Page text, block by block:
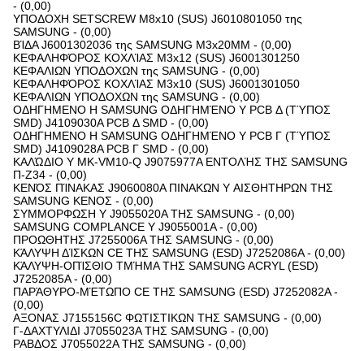
- (0,00)
ΥΠΟΔΟΧΗ SETSCREW M8x10 (SUS) J6010801050 της
SAMSUNG - (0,00)
ΒΊΔΑ J6001302036 της SAMSUNG M3x20MM - (0,00)
ΚΕΦΑΛΗΦΌΡΟΣ ΚΟΧΛΊΑΣ M3x12 (SUS) J6001301250
ΚΕΦΑΛΙΩΝ ΥΠΟΔΟΧΩΝ της SAMSUNG - (0,00)
ΚΕΦΑΛΗΦΌΡΟΣ ΚΟΧΛΊΑΣ M3x10 (SUS) J6001301050
ΚΕΦΑΛΙΩΝ ΥΠΟΔΟΧΩΝ της SAMSUNG - (0,00)
ΟΔΗΓΗΜΕΝΟ Η SAMSUNG ΟΔΗΓΗΜΈΝΟ Y PCB Δ (ΤΎΠΟΣ
SMD) J4109030A PCB Δ SMD - (0,00)
ΟΔΗΓΗΜΕΝΟ Η SAMSUNG ΟΔΗΓΗΜΈΝΟ Y PCB Γ (ΤΎΠΟΣ
SMD) J4109028A PCB Γ SMD - (0,00)
ΚΑΛΏΔΙΟ Y MK-VM10-Q J9075977A ΕΝΤΟΛΉΣ ΤΗΣ SAMSUNG
Π-Z34 - (0,00)
ΚΕΝΌΣ ΠΊΝΑΚΑΣ J9060080A ΠΙΝΑΚΩΝ Y ΑΙΣΘΗΤΗΡΩΝ ΤΗΣ
SAMSUNG ΚΕΝΟΣ - (0,00)
ΣΥΜΜΟΡΦΩΣΗ Y J9055020A ΤΗΣ SAMSUNG - (0,00)
SAMSUNG COMPLANCE Y J9055001A - (0,00)
ΠΡΟΩΘΗΤΗΣ J7255006A ΤΗΣ SAMSUNG - (0,00)
ΚΆΛΥΨΗ ΔΊΣΚΩΝ CE ΤΗΣ SAMSUNG (ESD) J7252086A - (0,00)
ΚΆΛΥΨΗ-ΟΠΊΣΘΙΟ ΤΜΉΜΑ ΤΗΣ SAMSUNG ACRYL (ESD)
J7252085A - (0,00)
ΠΑΡΆΘΥΡΟ-ΜΈΤΩΠΟ CE ΤΗΣ SAMSUNG (ESD) J7252082A -
(0,00)
ΑΞΟΝΑΣ J7155156C ΦΩΤΙΣΤΙΚΩΝ ΤΗΣ SAMSUNG - (0,00)
Γ-ΔΑΧΤΥΛΙΔΙ J7055023A ΤΗΣ SAMSUNG - (0,00)
ΡΑΒΔΟΣ J7055022A ΤΗΣ SAMSUNG - (0,00)